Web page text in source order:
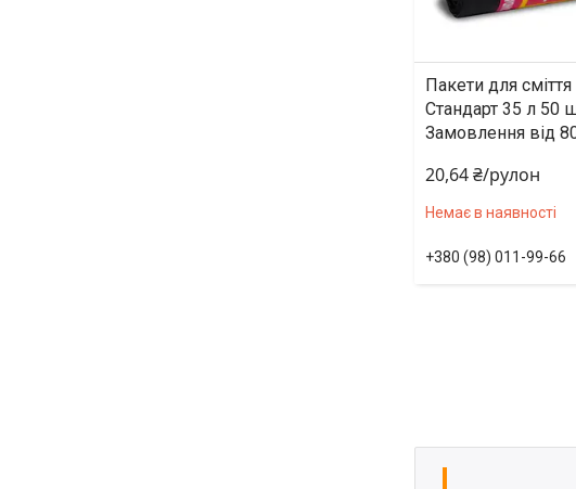
Пакети для сміття
Стандарт 35 л 50
Замовлення від
20,64 ₴/рулон
Немає в наявності
+380 (98) 011-99-66